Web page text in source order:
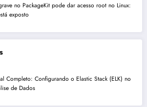
no PackageKit pode dar acesso root no Linux:
exposto
Completo: Configurando o Elastic Stack (ELK) no
de Dados